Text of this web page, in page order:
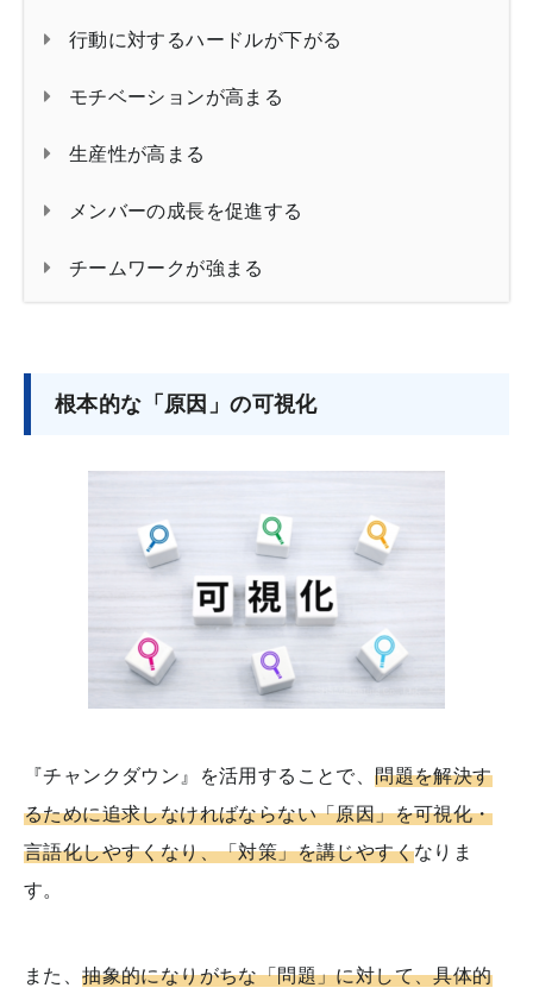
行動に対するハードルが下がる
モチベーションが高まる
生産性が高まる
メンバーの成長を促進する
チームワークが強まる
根本的な「原因」の可視化
『チャンクダウン』を活用することで、問題を解決す
るために追求しなければならない「原因」を可視化・
言語化しやすくなり、「対策」を講じやすくなりま
す。
また、抽象的になりがちな「問題」に対して、具体的